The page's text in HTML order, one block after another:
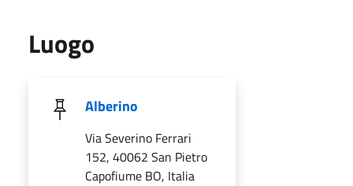
Luogo
Alberino
Via Severino Ferrari
152, 40062 San Pietro
Capofiume BO, Italia